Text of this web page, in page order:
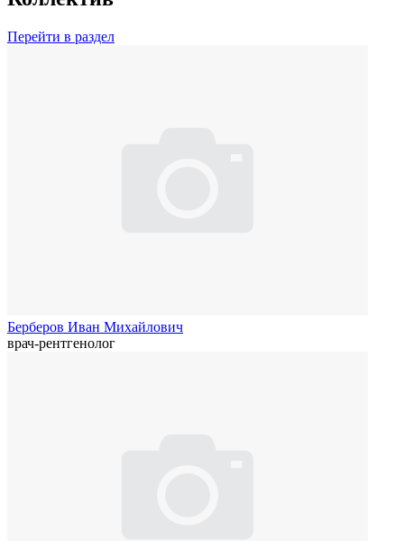
Перейти в раздел
Берберов Иван Михайлович
врач-рентгенолог